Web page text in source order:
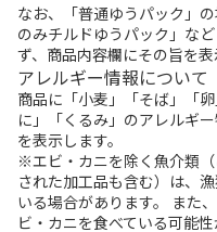
なお、「普通ゆうパック」
のみチルドゆうパック」な
ず、商品内容欄にその旨を表
アレルギー情報について
商品に「小麦」「そば」「
に」「くるみ」のアレルギ
を表示します。
※エビ・カニを除く魚介類
された加工品も含む）は、
いる場合があります。 また
ビ・カニを食べている可能性